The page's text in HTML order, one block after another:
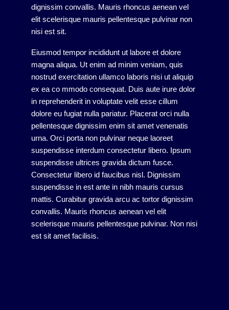
dignissim convallis. Mauris rhoncus aenean vel
elit scelerisque mauris pellentesque pulvinar non
nisi est sit.
Eiusmod tempor incididunt ut labore et dolore
magna aliqua. Ut enim ad minim veniam, quis
nostrud exercitation ullamco laboris nisi ut aliquip
ex ea co mmodo consequat. Duis aute irure dolor
in reprehenderit in voluptate velit esse cillum
dolore eu fugiat nulla pariatur. Placerat orci nulla
pellentesque dignissim enim sit amet venenatis
urna. Orci porta non pulvinar neque laoreet
suspendisse interdum consectetur libero. Ipsum
suspendisse ultrices gravida dictum fusce.
Consectetur libero id faucibus nisl. Dignissim
suspendisse in est ante in nibh mauris cursus
mattis. Curabitur gravida arcu ac tortor dignissim
convallis. Mauris rhoncus aenean vel elit
scelerisque mauris pellentesque pulvinar. Non nisi
est sit amet facilisis.